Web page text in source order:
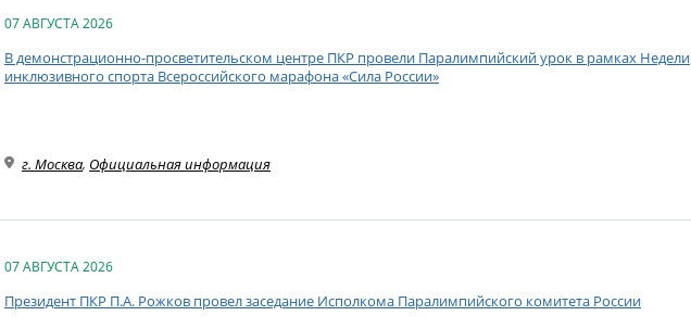
07 АВГУСТА 2026
В демонстрационно-просветительском центре ПКР провели Паралимпийский урок в рамках Недели
инклюзивного спорта Всероссийского марафона «Сила России»
г. Москва, Официальная информация
07 АВГУСТА 2026
Президент ПКР П.А. Рожков провел заседание Исполкома Паралимпийского комитета России